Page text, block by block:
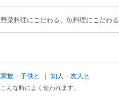
野菜料理にこだわる、魚料理にこだわる
家族・子供と ｜ 知人・友人と
こんな時によく使われます。